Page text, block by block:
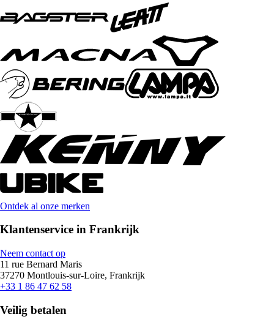
Ontdek al onze merken
Klantenservice in Frankrijk
Neem contact op
11 rue Bernard Maris
37270 Montlouis-sur-Loire, Frankrijk
+33 1 86 47 62 58
Veilig betalen